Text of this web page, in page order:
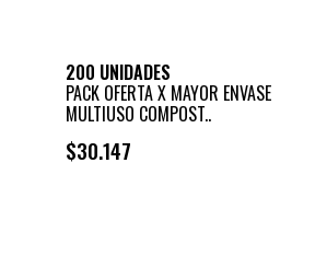
200 UNIDADES
PACK OFERTA X MAYOR ENVASE
MULTIUSO COMPOST..
$30.147